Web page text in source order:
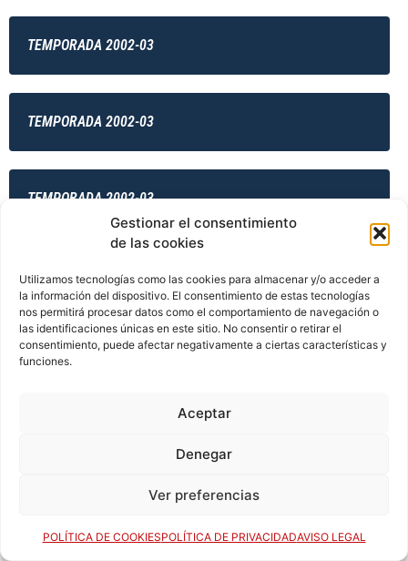
Gestionar el consentimiento
de las cookies
Utilizamos tecnologías como las cookies para almacenar y/o acceder a
la información del dispositivo. El consentimiento de estas tecnologías
nos permitirá procesar datos como el comportamiento de navegación o
las identificaciones únicas en este sitio. No consentir o retirar el
consentimiento, puede afectar negativamente a ciertas características y
funciones.
Aceptar
Denegar
Ver preferencias
POLÍTICA DE COOKIESPOLÍTICA DE PRIVACIDADAVISO LEGAL
TEMPORADA 2002-03
TEMPORADA 2002-03
TEMPORADA 2002-03
TEMPORADA 2003-04
TEMPORADA 2003-04
TEMPORADA 2003-04